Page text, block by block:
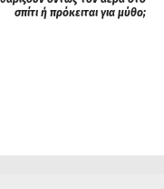
σπίτι ή πρόκειται για μύθο;